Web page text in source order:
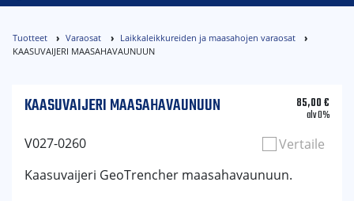
Tuotteet Varaosat
Laikkaleikkureiden ja maasahojen varaosat
KAASUVAIJERI MAASAHAVAUNUUN
KAASUVAIJERI MAASAHAVAUNUUN 85,00€
alv 0%
V027-0260
Vertaile
Kaasuvaijeri GeoTrencher maasahavaunuun.